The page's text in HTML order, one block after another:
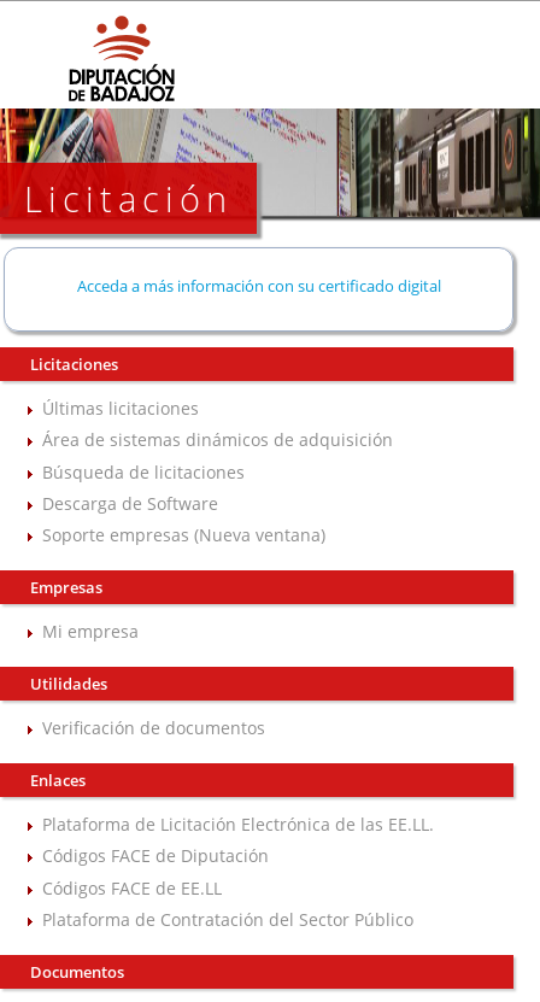
Licitación
Acceda a más información con su certificado digital
Licitaciones
Últimas licitaciones
Área de sistemas dinámicos de adquisición
Búsqueda de licitaciones
Descarga de Software
Soporte empresas (Nueva ventana)
Empresas
Mi empresa
Utilidades
Verificación de documentos
Enlaces
Plataforma de Licitación Electrónica de las EE.LL.
Códigos FACE de Diputación
Códigos FACE de EE.LL
Plataforma de Contratación del Sector Público
Documentos